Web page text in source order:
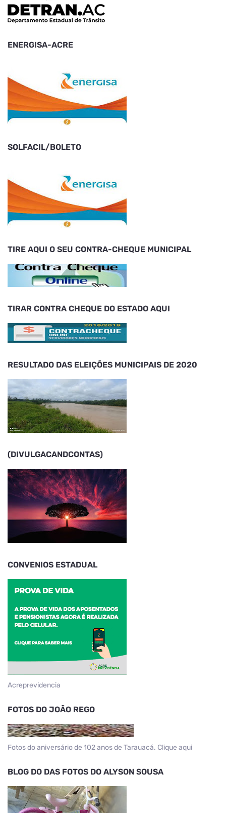
ENERGISA-ACRE
SOLFACIL/BOLETO
TIRE AQUI O SEU CONTRA-CHEQUE MUNICIPAL
TIRAR CONTRA CHEQUE DO ESTADO AQUI
RESULTADO DAS ELEIÇÕES MUNICIPAIS DE 2020
(DIVULGACANDCONTAS)
CONVENIOS ESTADUAL
Acreprevidencia
FOTOS DO JOÃO REGO
Fotos do aniversário de 102 anos de Tarauacá. Clique aqui
BLOG DO DAS FOTOS DO ALYSON SOUSA